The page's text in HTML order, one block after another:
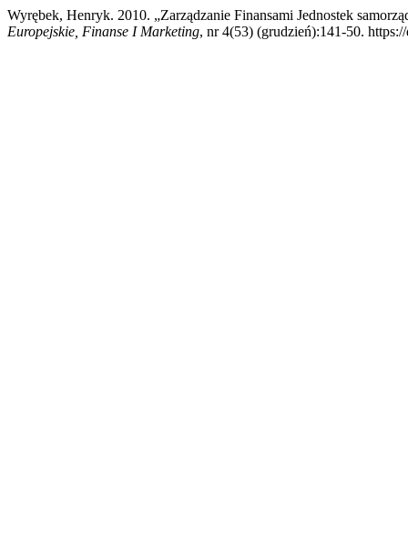
Wyrębek, Henryk. 2010. „Zarządzanie Finansami Jednostek
Europejskie, Finanse I Marketing, nr 4(53) (grudzień):141-50.